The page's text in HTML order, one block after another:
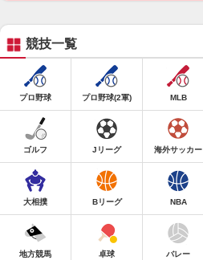
競技一覧
プロ野球 プロ野球(2軍) MLB
ゴルフ Jリーグ 海外サッカー
大相撲 Bリーグ NBA
地方競馬 卓球 バレー